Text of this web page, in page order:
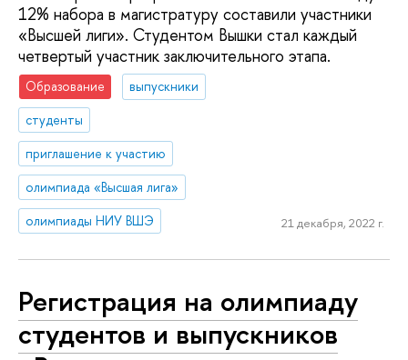
12% набора в магистратуру составили участники
«Высшей лиги». Студентом Вышки стал каждый
четвертый участник заключительного этапа.
Образование
выпускники
студенты
приглашение к участию
олимпиада «Высшая лига»
олимпиады НИУ ВШЭ
21 декабря, 2022 г.
Регистрация на олимпиаду
студентов и выпускников